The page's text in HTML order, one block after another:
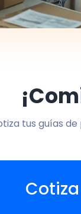
tus guías